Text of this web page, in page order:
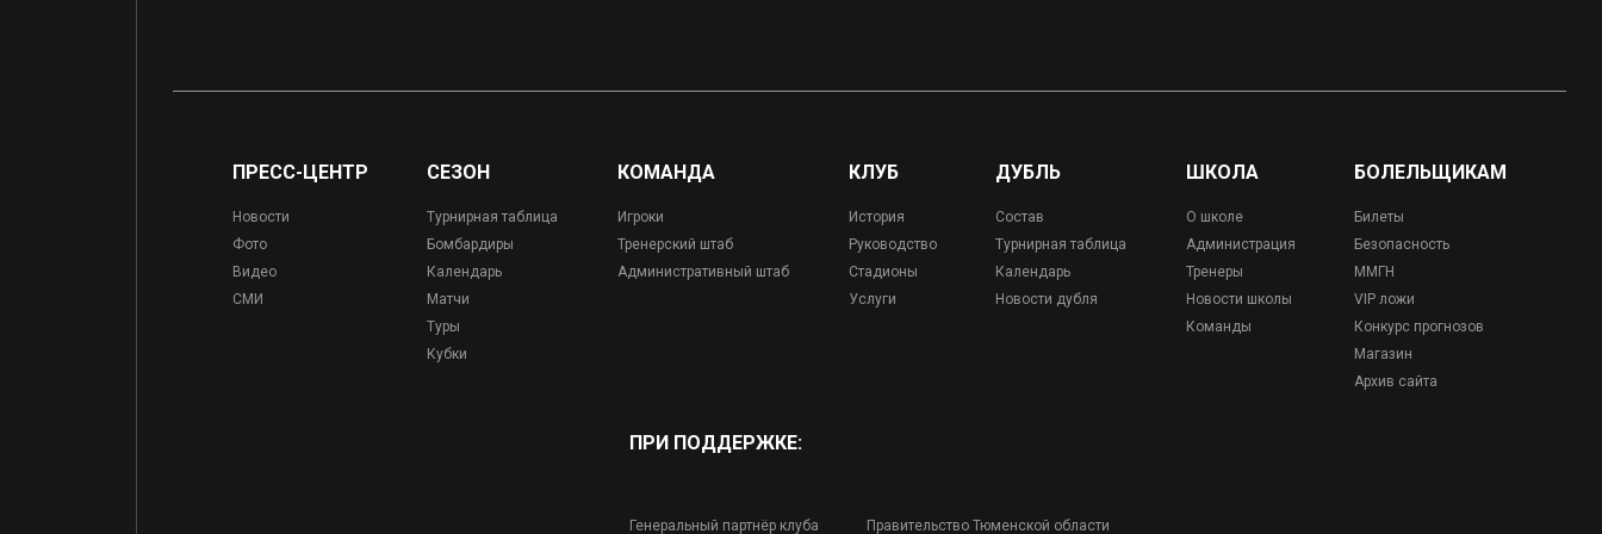
ПРЕСС-ЦЕНТР
Новости
Фото
Видео
СМИ
СЕЗОН
Турнирная таблица
Бомбардиры
Календарь
Матчи
Туры
Кубки
КОМАНДА
Игроки
Тренерский штаб
Административный штаб
КЛУБ
История
Руководство
Стадионы
Услуги
ДУБЛЬ
Состав
Турнирная таблица
Календарь
Новости дубля
ШКОЛА
О школе
Администрация
Тренеры
Новости школы
Команды
БОЛЕЛЬЩИКАМ
Билеты
Безопасность
ММГН
VIP ложи
Конкурс прогнозов
Магазин
Архив сайта
ПРИ ПОДДЕРЖКЕ:
Генеральный партнёр клуба Правительство Тюменской области